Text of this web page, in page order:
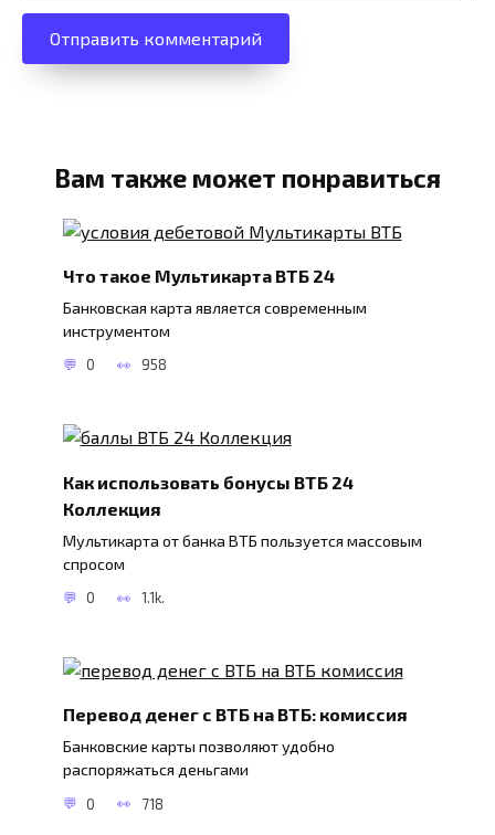
Вам также может понравиться
Что такое Мультикарта ВТБ 24
Банковская карта является современным
инструментом
0 958
Как использовать бонусы ВТБ 24
Коллекция
Мультикарта от банка ВТБ пользуется массовым
спросом
0 1.1k.
Перевод денег с ВТБ на ВТБ: комиссия
Банковские карты позволяют удобно
распоряжаться деньгами
0 718